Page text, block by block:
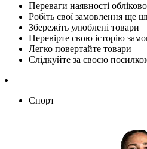
Переваги наявності
Робіть свої замовлення ще
Збережіть улюблені товари
Перевірте свою історію
Легко повертайте товари
Слідкуйте за своєю
Спорт